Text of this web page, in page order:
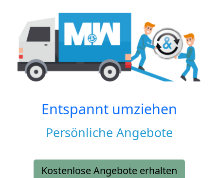
Entspannt umziehen
Persönliche Angebote
Kostenlose Angebote erhalten